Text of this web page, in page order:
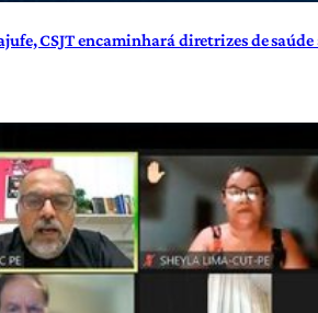
CSJT encaminhará diretrizes de